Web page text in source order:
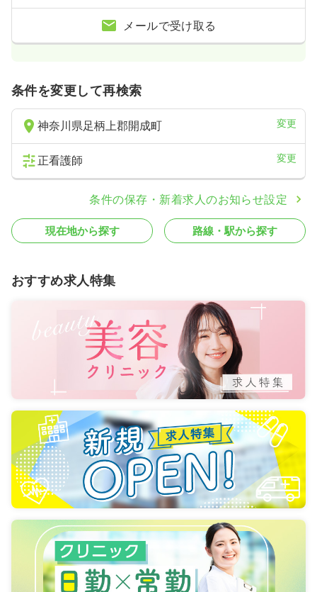
メールで受け取る
条件を変更して再検索
神奈川県足柄上郡開成町 変更
正看護師 変更
条件の保存・新着求人のお知らせ設定
現在地から探す 路線・駅から探す
おすすめ求人特集